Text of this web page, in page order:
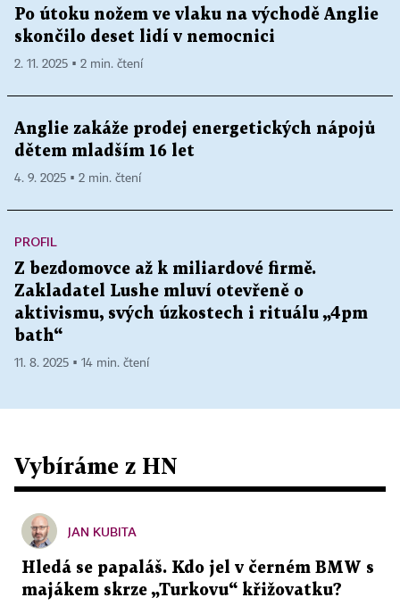
Po útoku nožem ve vlaku na východě Anglie
skončilo deset lidí v nemocnici
2. 11. 2025 ▪ 2 min. čtení
Anglie zakáže prodej energetických nápojů
dětem mladším 16 let
4. 9. 2025 ▪ 2 min. čtení
PROFIL
Z bezdomovce až k miliardové firmě.
Zakladatel Lushe mluví otevřeně o
aktivismu, svých úzkostech i rituálu „4pm
bath“
11. 8. 2025 ▪ 14 min. čtení
Vybíráme z HN
JAN KUBITA
Hledá se papaláš. Kdo jel v černém BMW s
majákem skrze „Turkovu“ křižovatku?